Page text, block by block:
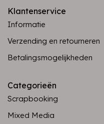
Klantenservice
Informatie
Verzending en retourneren
Betalingsmogelijkheden
Categorieën
Scrapbooking
Mixed Media